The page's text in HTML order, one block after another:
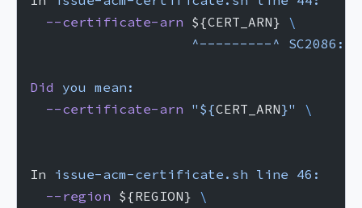
  --certificate-arn
${CERT_ARN} \
                    ^---------^
SC2086:
Did you mean:
  --certificate-arn
"${CERT_ARN}" \
In issue-acm-certificate.sh line 46:
  --region
${REGION} \